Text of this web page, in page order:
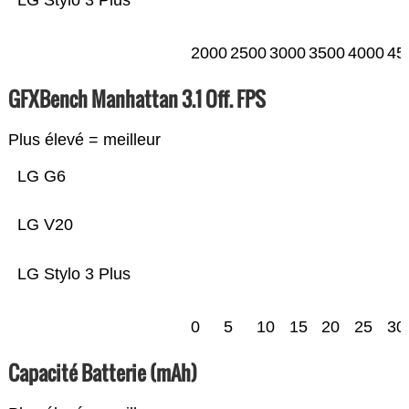
20002500300035004000
GFXBench Manhattan 3.1 Off. FPS
Plus élevé = meilleur
LG Stylo 3 Plus
LG V20
LG G6
0 5 10 15 20 25 30
Capacité Batterie (mAh)